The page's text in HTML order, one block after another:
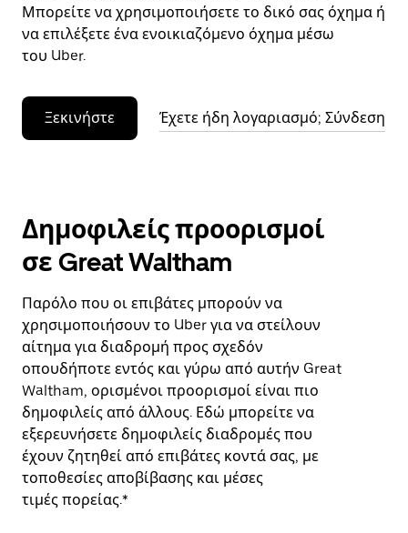
Μπορείτε να χρησιμοποιήσετε το δικό σας όχημα ή
να επιλέξετε ένα ενοικιαζόμενο όχημα μέσω
του Uber.
Ξεκινήστε Έχετε ήδη λογαριασμό; Σύνδεση
Δημοφιλείς προορισμοί
σε Great Waltham
Παρόλο που οι επιβάτες μπορούν να
χρησιμοποιήσουν το Uber για να στείλουν
αίτημα για διαδρομή προς σχεδόν
οπουδήποτε εντός και γύρω από αυτήν Great
Waltham, ορισμένοι προορισμοί είναι πιο
δημοφιλείς από άλλους. Εδώ μπορείτε να
εξερευνήσετε δημοφιλείς διαδρομές που
έχουν ζητηθεί από επιβάτες κοντά σας, με
τοποθεσίες αποβίβασης και μέσες
τιμές πορείας.*